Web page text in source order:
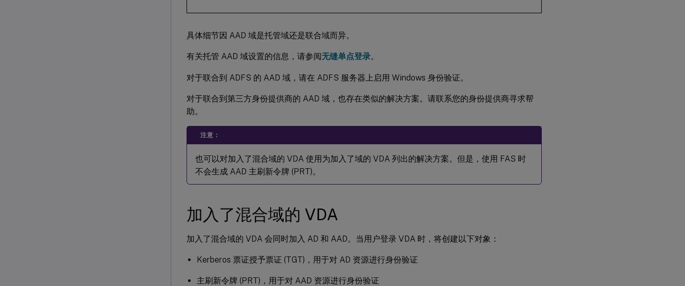
具体细节因 AAD 域是托管域还是联合域而异。
有关托管 AAD 域设置的信息，请参阅无缝单点登录。
对于联合到 ADFS 的 AAD 域，请在 ADFS 服务器上启用 Windows 身份验证。
对于联合到第三方身份提供商的 AAD 域，也存在类似的解决方案。请联系您的身份提供商寻求帮
助。
注意：
也可以对加入了混合域的 VDA 使用为加入了域的 VDA 列出的解决方案。但是，使用 FAS 时
不会生成 AAD 主刷新令牌 (PRT)。
加入了混合域的 VDA
加入了混合域的 VDA 会同时加入 AD 和 AAD。当用户登录 VDA 时，将创建以下对象：
Kerberos 票证授予票证 (TGT)，用于对 AD 资源进行身份验证
主刷新令牌 (PRT)，用于对 AAD 资源进行身份验证